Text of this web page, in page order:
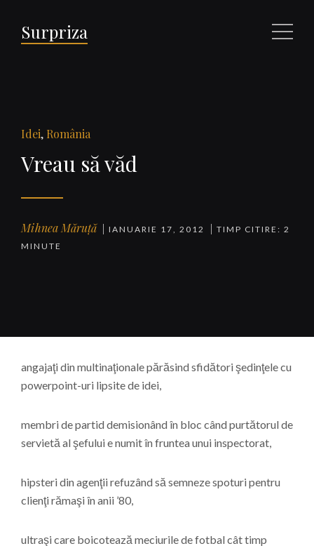
Surpriza Meniu
Idei, România
Vreau să văd
Mihnea Măruță IANUARIE 17, 2012
TIMP CITIRE: 2
MINUTE
angajaţi din multinaţionale părăsind sfidători şedinţele cu
powerpoint-uri lipsite de idei,
membri de partid demisionând în bloc când purtătorul de
servietă al şefului e numit în fruntea unui inspectorat,
hipsteri din agenţii refuzând să semneze spoturi pentru
clienţi rămaşi în anii ’80,
ultraşi care boicotează meciurile de fotbal cât timp